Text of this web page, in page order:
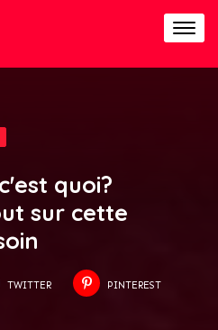
quoi?
sur cette
TWITTER PINTEREST